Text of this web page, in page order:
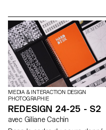
MEDIA & INTERACTION DESIGN
PHOTOGRAPHIE
REDESIGN 24-25 - S2
avec Giliane Cachin